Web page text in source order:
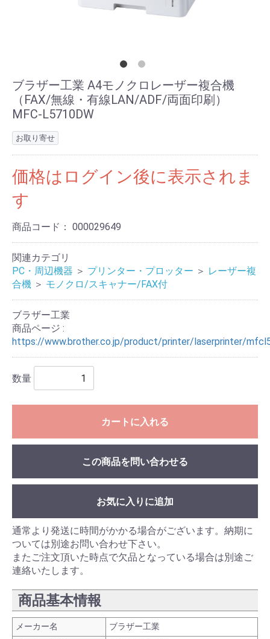
ブラザー工業 A4モノクロレーザー複合機
（FAX/無線・有線LAN/ADF/両面印刷）
MFC-L5710DW
お取り寄せ
価格はログイン後に表示されま
す
商品コード： 000029649
関連カテゴリ
PC・周辺機器 ＞ プリンター・プロッター ＞ レーザー複
合機 ＞ モノクロ/スキャナー/FAX付
ブラザー工業
商品ページ :
https://www.brother.co.jp/product/printer/laserprinter/
数量
カートに入れる
この商品を問い合わせる
お気に入りに追加
通常より発送に時間がかかる場合がございます。納期に
ついては別途お問い合わせ下さい。
またご注文頂いた時点で欠品となっている場合は別途ご
連絡いたします。
商品基本情報
メーカー名
ブラザー工業